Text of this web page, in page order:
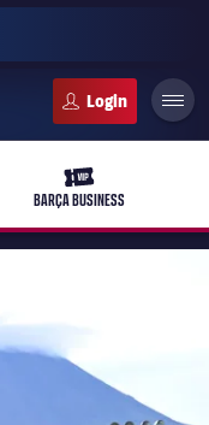
ticket-vip
BARÇA BUSINESS